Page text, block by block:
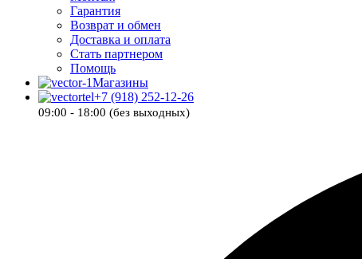
Гарантия
Возврат и обмен
Доставка и оплата
Стать партнером
Помощь
Магазины
+7 (918) 252-12-26
09:00 - 18:00 (без выходных)